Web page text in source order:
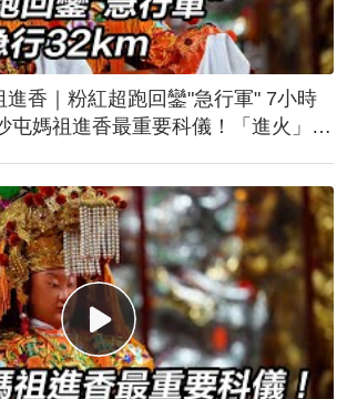
進香｜粉紅超跑回鑾"急行軍" 7小時
屯媽祖進香最重要科儀！「進火」儀